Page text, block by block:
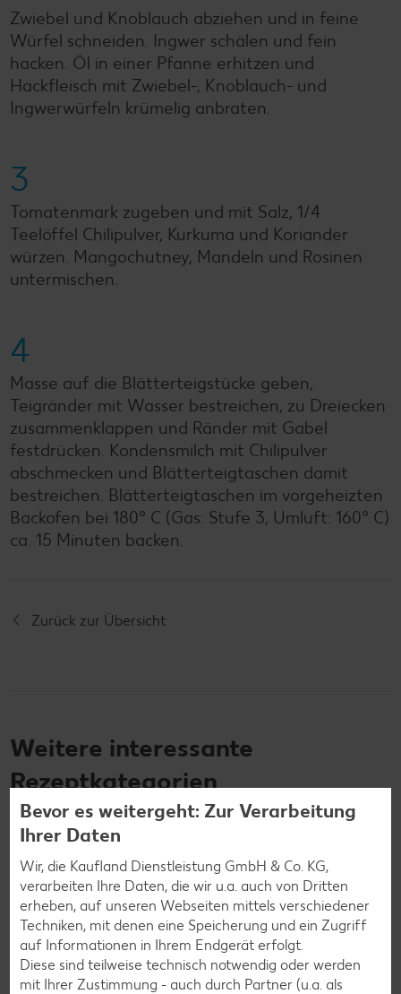
Zwiebel und Knoblauch abziehen und in feine
Würfel schneiden. Ingwer schälen und fein
hacken. Öl in einer Pfanne erhitzen und
Hackfleisch mit Zwiebel-, Knoblauch- und
Ingwerwürfeln krümelig anbraten.
3
Tomatenmark zugeben und mit Salz, 1/4
Teelöffel Chilipulver, Kurkuma und Koriander
würzen. Mangochutney, Mandeln und Rosinen
untermischen.
4
Masse auf die Blätterteigstücke geben,
Teigränder mit Wasser bestreichen, zu Dreiecken
zusammenklappen und Ränder mit Gabel
festdrücken. Kondensmilch mit Chilipulver
abschmecken und Blätterteigtaschen damit
bestreichen. Blätterteigtaschen im vorgeheizten
Backofen bei 180° C (Gas: Stufe 3, Umluft: 160° C)
ca. 15 Minuten backen.
Zurück zur Übersicht
Weitere interessante
Rezeptkategorien
Burger-Rezepte
Pizza-Rezepte
Pasta-Rezepte
Sushi-Rezepte
Raclette-Rezepte
Bevor es weitergeht: Zur Verarbeitung
Ihrer Daten
Wir, die Kaufland Dienstleistung GmbH & Co. KG,
verarbeiten Ihre Daten, die wir u.a. auch von Dritten
erheben, auf unseren Webseiten mittels verschiedener
Techniken, mit denen eine Speicherung und ein Zugriff
auf Informationen in Ihrem Endgerät erfolgt.
Diese sind teilweise technisch notwendig oder werden
mit Ihrer Zustimmung - auch durch Partner (u.a. als